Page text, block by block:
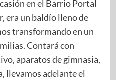
en el Barrio Portal
era un baldío lleno de
transformando en un
Contará con
aparatos de gimnasia,
llevamos adelante el